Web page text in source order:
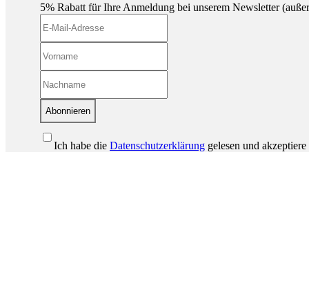
5% Rabatt für Ihre Anmeldung bei unserem Newsletter
Abonnieren
Ich habe die Datenschutzerklärung gelesen und